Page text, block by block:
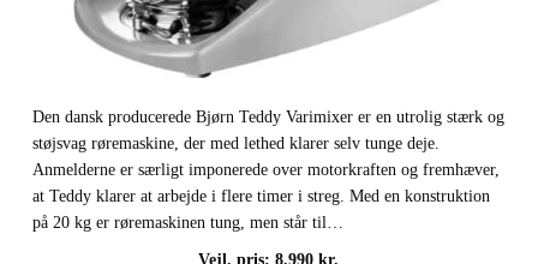
Den dansk producerede Bjørn Teddy Varimixer er en utrolig stærk og
støjsvag røremaskine, der med lethed klarer selv tunge deje.
Anmelderne er særligt imponerede over motorkraften og fremhæver,
at Teddy klarer at arbejde i flere timer i streg. Med en konstruktion
på 20 kg er røremaskinen tung, men står til…
Vejl. pris: 8.990 kr.